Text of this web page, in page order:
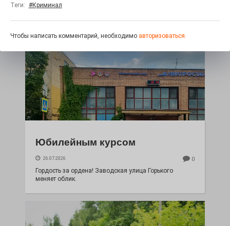
«С ними дядька Черномор»
Юбилейным курсом
26.07.2026 0
Гордость за ордена! Заводская улица Горького
меняет облик.
Теги: #Криминал
Чтобы написать комментарий, необходимо авторизоваться.